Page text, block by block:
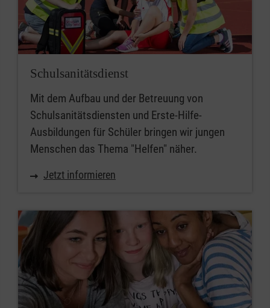
Schulsanitätsdienst
Mit dem Aufbau und der Betreuung von
Schulsanitätsdiensten und Erste-Hilfe-
Ausbildungen für Schüler bringen wir jungen
Menschen das Thema "Helfen" näher.
Jetzt informieren